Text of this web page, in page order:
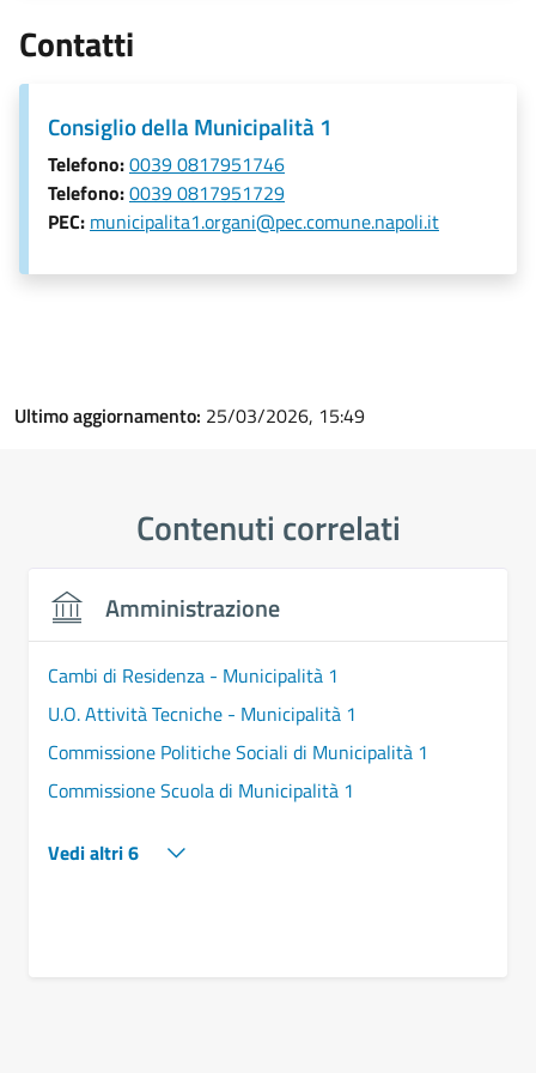
Contatti
Consiglio della Municipalità 1
Telefono:0039 0817951746
Telefono:0039 0817951729
PEC: municipalita1.organi@pec.comune.napoli.it
Ultimo aggiornamento: 25/03/2026, 15:49
Contenuti correlati
Amministrazione
Cambi di Residenza - Municipalità 1
U.O. Attività Tecniche - Municipalità 1
Commissione Politiche Sociali di Municipalità 1
Commissione Scuola di Municipalità 1
Vedi altri 6